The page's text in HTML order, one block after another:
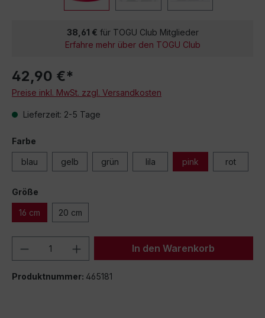
38,61 € für TOGU Club Mitglieder
Erfahre mehr über den TOGU Club
42,90 €*
Preise inkl. MwSt. zzgl. Versandkosten
Lieferzeit: 2-5 Tage
Farbe
blau gelb grün lila pink rot
Größe
16 cm 20 cm
Produkt Anzahl: Gib denIn den Warenkorb
Produktnummer: 465181